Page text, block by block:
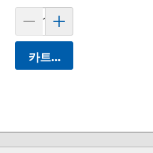
카트에 담기